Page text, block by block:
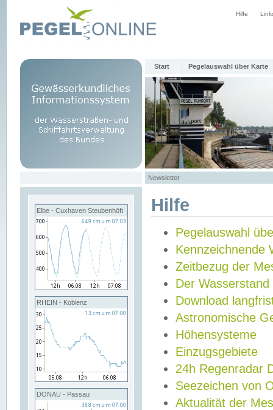
Hilfe
Start Pegelauswahl über Karte
Newsletter
Elbe - Cuxhaven Steubenhöft
RHEIN - Koblenz
DONAU - Passau
Hilfe
Pegelauswahl
Kennzeichnende
Zeitbezug der
Der Wasserstand
Download
Astronomische
Höhensysteme
Einzugsgebiete
24h Regenradar
Seezeichen von
Aktualität der